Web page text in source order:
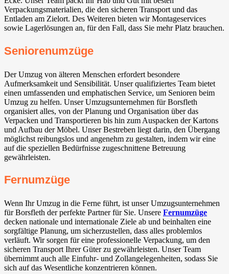
Verpackungsmaterialien, die den sicheren Transport und das
Entladen am Zielort. Des Weiteren bieten wir Montageservices
sowie Lagerlösungen an, für den Fall, dass Sie mehr Platz brauchen.
Seniorenumzüge
Der Umzug von älteren Menschen erfordert besondere
Aufmerksamkeit und Sensibilität. Unser qualifiziertes Team bietet
einen umfassenden und emphatischen Service, um Senioren beim
Umzug zu helfen. Unser Umzugsunternehmen für Borsfleth
organisiert alles, von der Planung und Organisation über das
Verpacken und Transportieren bis hin zum Auspacken der Kartons
und Aufbau der Möbel. Unser Bestreben liegt darin, den Übergang
möglichst reibungslos und angenehm zu gestalten, indem wir eine
auf die speziellen Bedürfnisse zugeschnittene Betreuung
gewährleisten.
Fernumzüge
Wenn Ihr Umzug in die Ferne führt, ist unser Umzugsunternehmen
für Borsfleth der perfekte Partner für Sie. Unsere Fernumzüge
decken nationale und internationale Ziele ab und beinhalten eine
sorgfältige Planung, um sicherzustellen, dass alles problemlos
verläuft. Wir sorgen für eine professionelle Verpackung, um den
sicheren Transport Ihrer Güter zu gewährleisten. Unser Team
übernimmt auch alle Einfuhr- und Zollangelegenheiten, sodass Sie
sich auf das Wesentliche konzentrieren können.